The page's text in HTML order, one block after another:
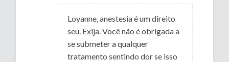
Loyanne, anestesia é um direito
seu. Exija. Você não é obrigada a
se submeter a qualquer
tratamento sentindo dor se isso